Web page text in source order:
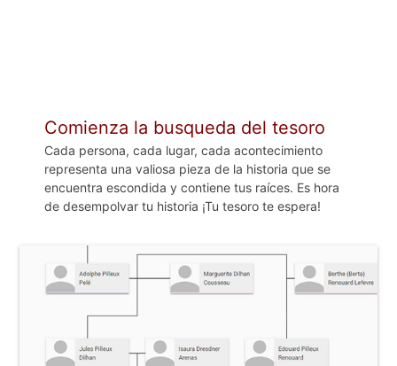
Comienza la busqueda del tesoro
Cada persona, cada lugar, cada acontecimiento
representa una valiosa pieza de la historia que se
encuentra escondida y contiene tus raíces. Es hora
de desempolvar tu historia ¡Tu tesoro te espera!